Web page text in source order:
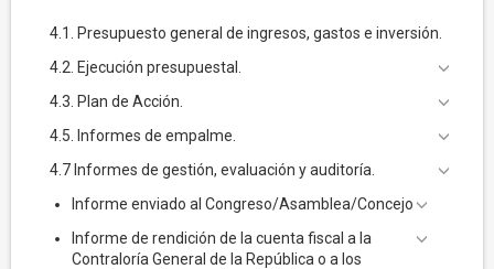
4.1. Presupuesto general de ingresos, gastos e inversión.
4.2. Ejecución presupuestal.
4.3. Plan de Acción.
4.5. Informes de empalme.
4.7 Informes de gestión, evaluación y auditoría.
Informe enviado al Congreso/Asamblea/Concejo
Informe de rendición de la cuenta fiscal a la
Contraloría General de la República o a los